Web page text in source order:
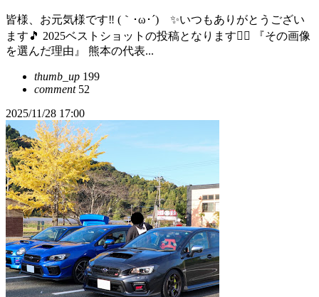
皆様、お元気様です‼️ (｀･ω･´)ゞ✨いつもありがとうござい
ます🎵 2025ベストショットの投稿となります🙇‍♂ 『その画像
を選んだ理由』 熊本の代表...
thumb_up 199
comment52
2025/11/28 17:00